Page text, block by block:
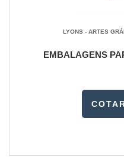
LYONS - ARTES
EMBALAGENS